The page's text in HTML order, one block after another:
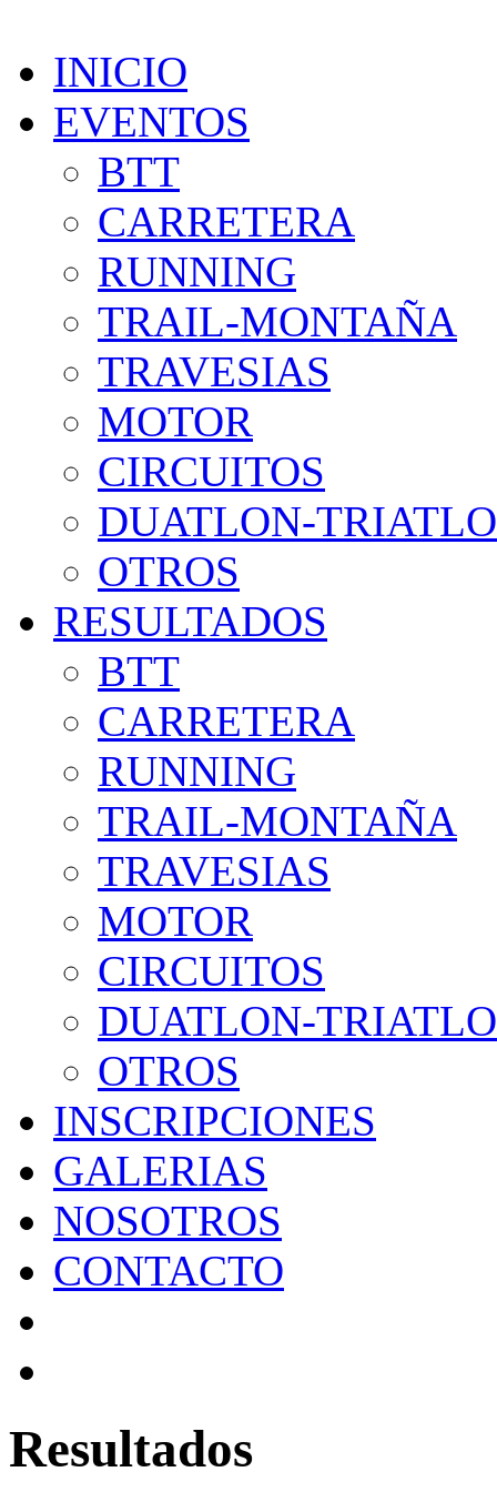
INICIO
EVENTOS
BTT
CARRETERA
RUNNING
TRAIL-MONTAÑA
TRAVESIAS
MOTOR
CIRCUITOS
DUATLON-
OTROS
RESULTADOS
BTT
CARRETERA
RUNNING
TRAIL-MONTAÑA
TRAVESIAS
MOTOR
CIRCUITOS
DUATLON-
OTROS
INSCRIPCIONES
GALERIAS
NOSOTROS
CONTACTO
Resultados